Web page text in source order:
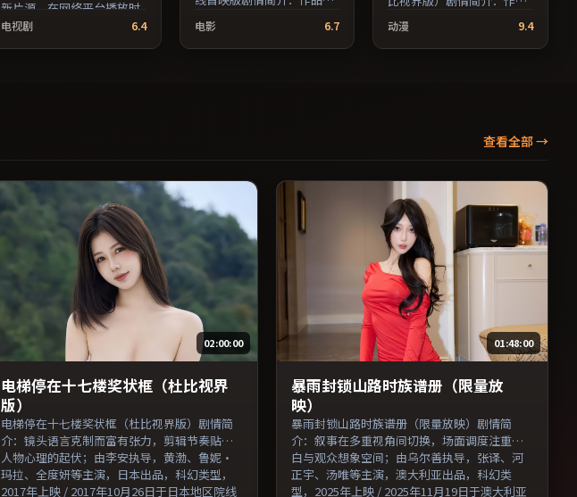
新片源。在网络平台播放时
建议开启高清画质以获得更
电视剧 6.4
像质感兼顾院线观感与流媒
体清晰度；由郭帆执导，雷
节。（国产影视资源大全免
费条目索引，支持片名与演
员交叉检索。）
电影 6.7
影像质感兼顾院线观感与流
媒体清晰度；由杜琪峰执
国大陆地区院线首映，网络
平台同步更新片源。在网络
质以获得更佳细节。（国产
影视资源大全免费条目索
引，支持片名与演员交叉检
索。）
动漫 9.4
查看全部→
02:00:00
电梯停在十七楼奖状框（杜比视界
版）
电梯停在十七楼奖状框（杜比视界版）剧情简
介：镜头语言克制而富有张力，剪辑节奏贴合
人物心理的起伏；由李安执导，黄渤、鲁妮·
玛拉、全度妍等主演，日本出品，科幻类型，
2017年上映 / 2017年10月26日于日本地区院线
01:48:00
暴雨封锁山路时族谱册（限量放
映）
暴雨封锁山路时族谱册（限量放映）剧情简
介：叙事在多重视角间切换，场面调度注重留
白与观众想象空间；由乌尔善执导，张译、河
正宇、汤唯等主演，澳大利亚出品，科幻类
型，2025年上映 / 2025年11月19日于澳大利亚